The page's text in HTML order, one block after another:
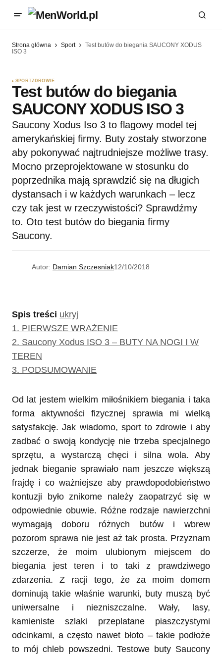
Strona główna Sport
Test butów do biegania SAUCONY XODUS
ISO 3
SPORTZDROWIE
Test butów do biegania
SAUCONY XODUS ISO 3
Saucony Xodus Iso 3 to flagowy model tej
amerykańskiej firmy. Buty zostały stworzone
aby pokonywać najtrudniejsze możliwe trasy.
Mocno przeprojektowane w stosunku do
poprzednika mają sprawdzić się na długich
dystansach i w każdych warunkach – lecz
czy tak jest w rzeczywistości? Sprawdźmy
to. Oto test butów do biegania firmy
Saucony.
Autor: Damian Szczesniak12/10/2018
Spis treści ukryj
1. PIERWSZE WRAŻENIE
2. Saucony Xodus ISO 3 – BUTY NA NOGI I W
TEREN
3. PODSUMOWANIE
Od lat jestem wielkim miłośnikiem biegania i taka
forma aktywności fizycznej sprawia mi wielką
satysfakcję. Jak wiadomo, sport to zdrowie i aby
zadbać o swoją kondycję nie trzeba specjalnego
sprzętu, a wystarczą chęci i silna wola. Aby
jednak bieganie sprawiało nam jeszcze większą
frajdę i co ważniejsze aby prawdopodobieństwo
kontuzji było znikome należy zaopatrzyć się w
odpowiednie obuwie. Różne rodzaje nawierzchni
wymagają doboru różnych butów i wbrew
pozorom sprawa nie jest aż tak prosta. Przyznam
szczerze, że moim ulubionym miejscem do
biegania jest teren i to taki z prawdziwego
zdarzenia. Z racji tego, że za moim domem
dominują takie właśnie warunki, buty muszą być
uniwersalne i niezniszczalne. Wały, lasy,
kamieniste szlaki przeplatane piaszczystymi
odcinkami, a często nawet błoto – takie podłoże
to mój chleb powszedni. Testowe buty Saucony